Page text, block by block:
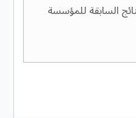
السابقة للمؤسسة